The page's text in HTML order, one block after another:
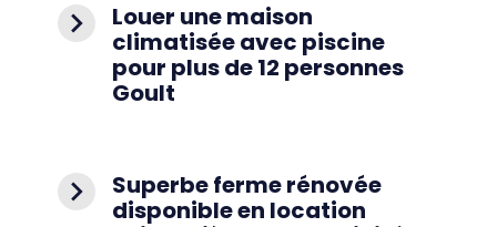
navigate_next Louer une maison
climatisée avec piscine
pour plus de 12 personnes
Goult
navigate_next Superbe ferme rénovée
disponible en location